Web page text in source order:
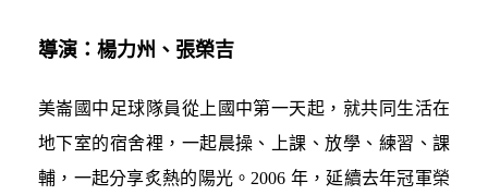
導演：楊力州、張榮吉
美崙國中足球隊員從上國中第一天起，就共同生活在
地下室的宿舍裡，一起晨操、上課、放學、練習、課
輔，一起分享炙熱的陽光。2006 年，延續去年冠軍榮